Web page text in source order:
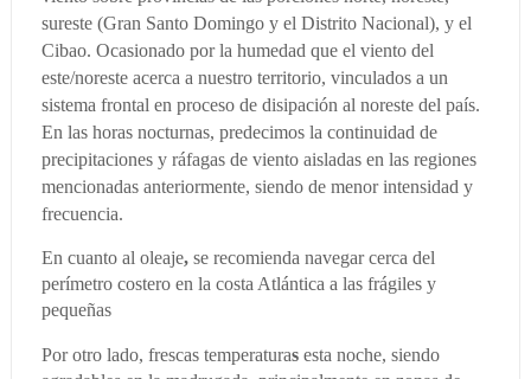
sureste (Gran Santo Domingo y el Distrito Nacional), y el
Cibao. Ocasionado por la humedad que el viento del
este/noreste acerca a nuestro territorio, vinculados a un
sistema frontal en proceso de disipación al noreste del país.
En las horas nocturnas, predecimos la continuidad de
precipitaciones y ráfagas de viento aisladas en las regiones
mencionadas anteriormente, siendo de menor intensidad y
frecuencia.
En cuanto al oleaje,se recomienda navegar cerca del
perímetro costero en la costa Atlántica a las frágiles y
pequeñas
Por otro lado, frescas temperaturasesta noche, siendo